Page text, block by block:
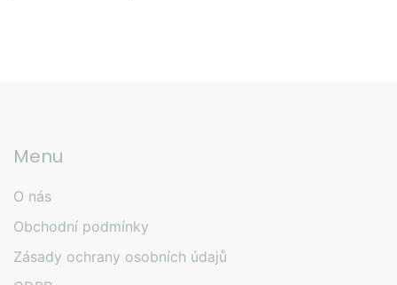
Menu
O nás
Obchodní podmínky
Zásady ochrany osobních údajů